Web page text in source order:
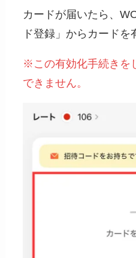
カードが届いたら、
ド登録」からカードを
※この有効化手続きを
できません。